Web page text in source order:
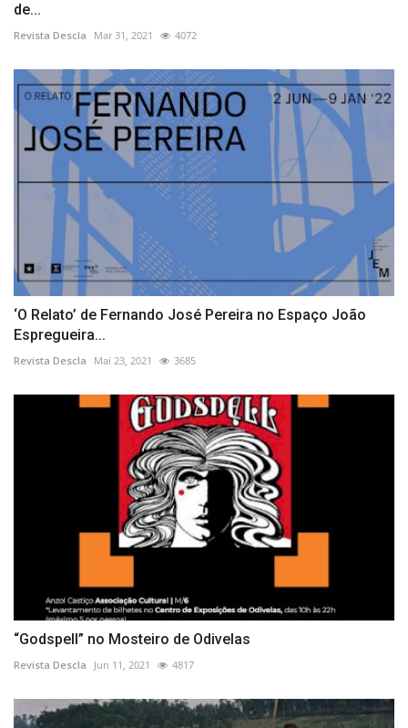
de...
Revista Descla Mar 31, 2021 4072
‘O Relato’ de Fernando José Pereira no Espaço João
Espregueira...
Revista Descla Mai 23, 2021 3685
“Godspell” no Mosteiro de Odivelas
Revista Descla Jun 11, 2021 4817